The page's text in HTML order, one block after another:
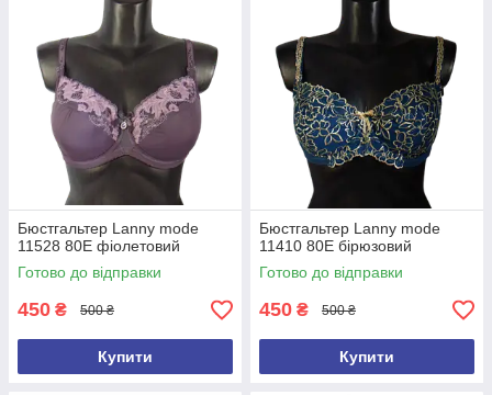
Бюстгальтер Lanny mode
11528 80E фіолетовий
Готово до відправки
450 ₴ 500 ₴
Купити
Бюстгальтер Lanny mode
11410 80E бірюзовий
Готово до відправки
450 ₴ 500 ₴
Купити